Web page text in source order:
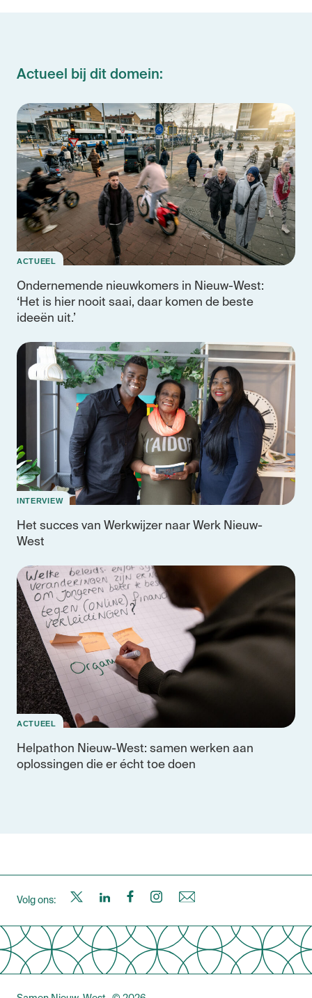
Actueel bij dit domein:
ACTUEEL
Ondernemende nieuwkomers in Nieuw-West:
‘Het is hier nooit saai, daar komen de beste
ideeën uit.’
INTERVIEW
Het succes van Werkwijzer naar Werk Nieuw-
West
ACTUEEL
Helpathon Nieuw-West: samen werken aan
oplossingen die er écht toe doen
Volg ons: S
a
S
a
S S
a
N
i